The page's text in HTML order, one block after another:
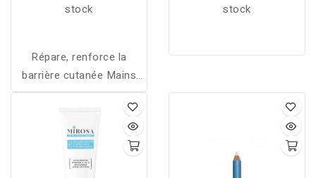
stock
Répare, renforce la
barrière cutanée Mains
desséchées et abîmées
stock